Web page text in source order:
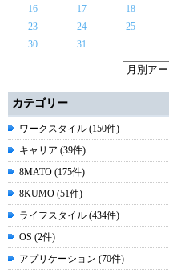
16
17 18
23
24 25
30
31
カテゴリー
ワークスタイル (150件)
キャリア (39件)
8MATO (175件)
8KUMO (51件)
ライフスタイル (434件)
OS (2件)
アプリケーション (70件)